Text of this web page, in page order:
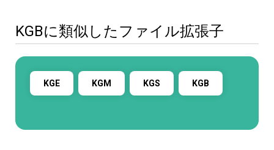
KGBに類似したファイル拡張子
KGE KGM KGS KGB